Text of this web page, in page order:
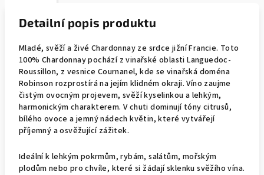
Detailní popis produktu
Mladé, svěží a živé Chardonnay ze srdce jižní Francie. Toto
100% Chardonnay pochází z vinařské oblasti Languedoc-
Roussillon, z vesnice Cournanel, kde se vinařská doména
Robinson rozprostírá na jejím klidném okraji. Víno zaujme
čistým ovocným projevem, svěží kyselinkou a lehkým,
harmonickým charakterem. V chuti dominují tóny citrusů,
bílého ovoce a jemný nádech květin, které vytvářejí
příjemný a osvěžující zážitek.
Ideální k lehkým pokrmům, rybám, salátům, mořským
plodům nebo pro chvíle, které si žádají sklenku svěžího vína.